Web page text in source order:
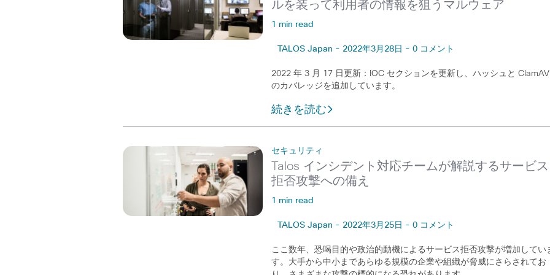
ルを装って利用者の情報を狙うマルウェア
1 min read
TALOS Japan - 2022年3月28日 - 0 コメント
2022 年 3 月 17 日更新：IOC セクションを更新し、ハッシュと ClamAV
のカバレッジを追加しています。
続きを読む
セキュリティ
Talos インシデント対応チームが解説するサービス
拒否攻撃への備え
1 min read
TALOS Japan - 2022年3月25日 - 0 コメント
ここ数年、恐喝目的や政治的動機によるサービス拒否攻撃が増加してい
す。大手から中小まであらゆる規模の企業や組織が脅威にさらされてお